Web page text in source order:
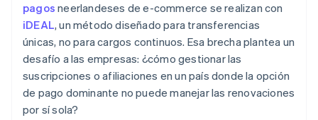
pagos neerlandeses de e-commerce se realizan con
iDEAL, un método diseñado para transferencias
únicas, no para cargos continuos. Esa brecha plantea un
desafío a las empresas: ¿cómo gestionar las
suscripciones o afiliaciones en un país donde la opción
de pago dominante no puede manejar las renovaciones
por sí sola?